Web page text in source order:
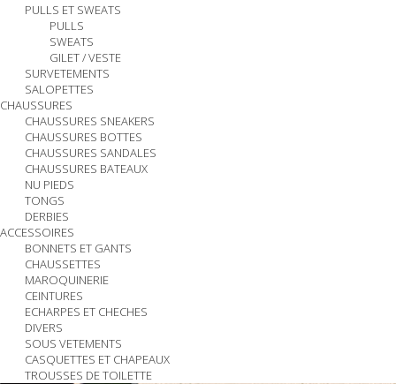
PULLS ET SWEATS
PULLS
SWEATS
GILET / VESTE
SURVETEMENTS
SALOPETTES
CHAUSSURES
CHAUSSURES SNEAKERS
CHAUSSURES BOTTES
CHAUSSURES SANDALES
CHAUSSURES BATEAUX
NU PIEDS
TONGS
DERBIES
ACCESSOIRES
BONNETS ET GANTS
CHAUSSETTES
MAROQUINERIE
CEINTURES
ECHARPES ET CHECHES
DIVERS
SOUS VETEMENTS
CASQUETTES ET CHAPEAUX
TROUSSES DE TOILETTE